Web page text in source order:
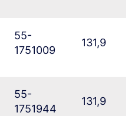
55-
1751009
131,9
55-
1751944
131,9